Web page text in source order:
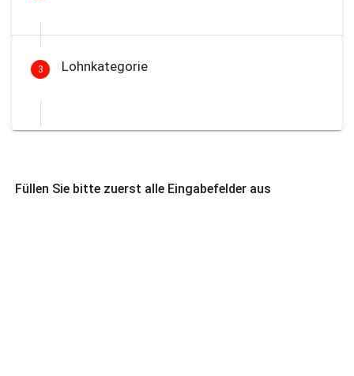
3 Lohnkategorie
Füllen Sie bitte zuerst alle Eingabefelder aus